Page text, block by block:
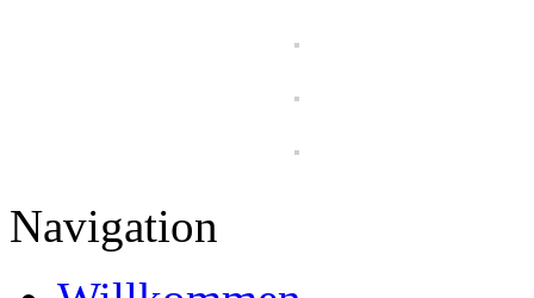
Navigation